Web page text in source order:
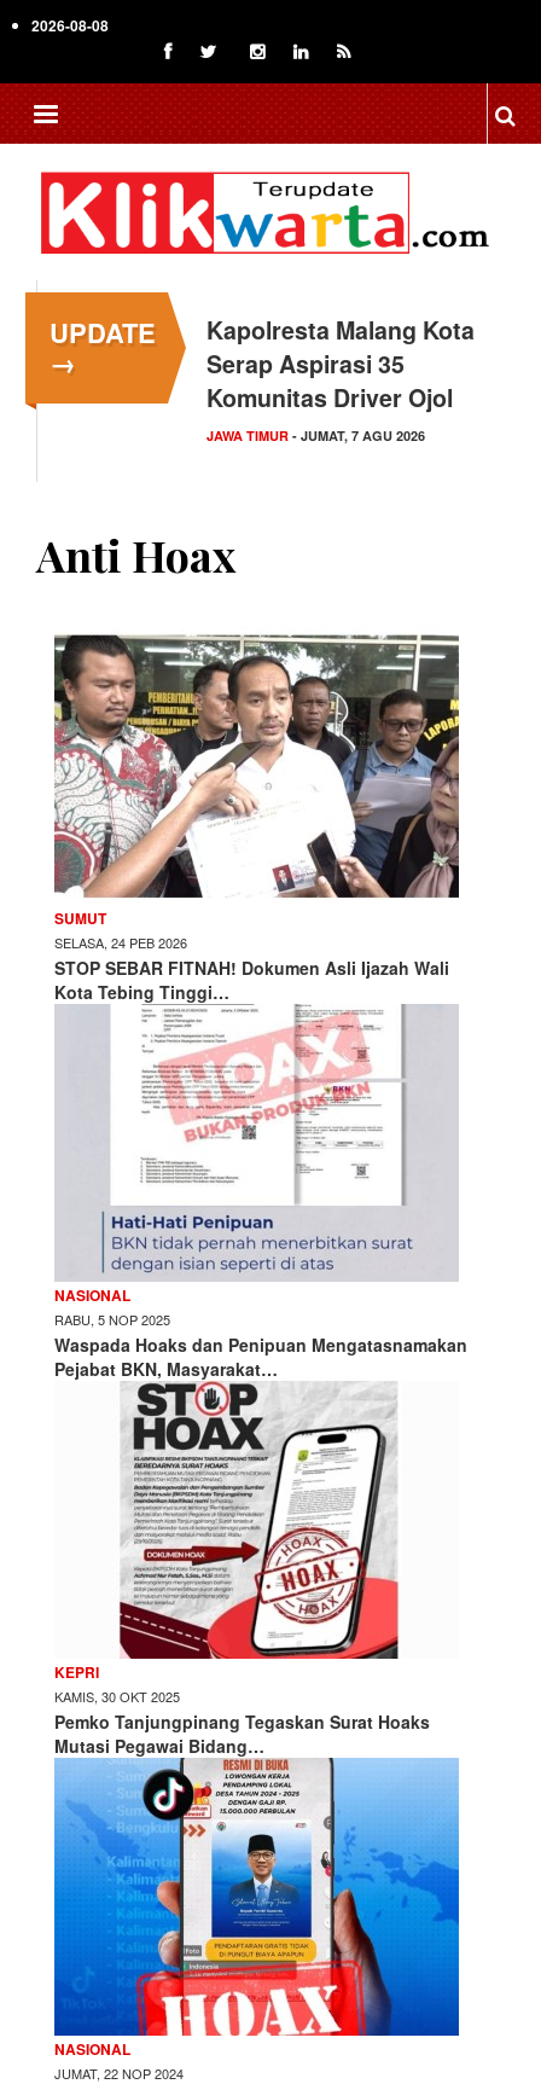
to
content
2026-08-08
UPDATE
→
Kapolresta Malang Kota
Serap Aspirasi 35
Komunitas Driver Ojol
JAWA TIMUR - JUMAT, 7 AGU 2026
Anti Hoax
SUMUT
SELASA, 24 PEB 2026
STOP SEBAR FITNAH! Dokumen Asli Ijazah Wali
Kota Tebing Tinggi…
NASIONAL
RABU, 5 NOP 2025
Waspada Hoaks dan Penipuan Mengatasnamakan
Pejabat BKN, Masyarakat…
KEPRI
KAMIS, 30 OKT 2025
Pemko Tanjungpinang Tegaskan Surat Hoaks
Mutasi Pegawai Bidang…
NASIONAL
JUMAT, 22 NOP 2024